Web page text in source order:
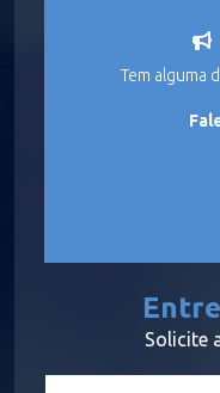
Tem alguma
Solicite